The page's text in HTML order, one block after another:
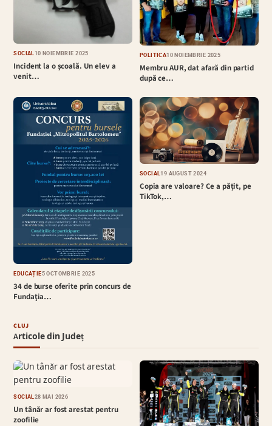
SOCIAL10 NOIEMBRIE 2025
Incident la o școală. Un elev a
venit…
POLITICĂ10 NOIEMBRIE 2025
Membru AUR, dat afară din partid
după ce…
EDUCAȚIE5 OCTOMBRIE 2025
34 de burse oferite prin concurs de
Fundaţia…
SOCIAL19 AUGUST 2024
Copia are valoare? Ce a pățit, pe
TikTok,…
CLUJ
Articole din Județ
SOCIAL 28 MAI 2026
Un tânăr ar fost arestat pentru
zoofilie